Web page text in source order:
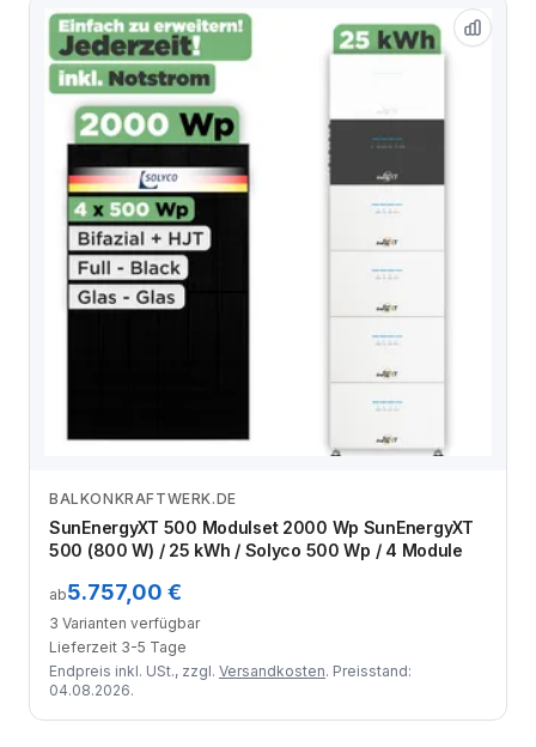
Zum Angebot
BALKONKRAFTWERK.DE
SunEnergyXT 500 Modulset 2000 Wp SunEnergyXT
500 (800 W) / 25 kWh / Solyco 500 Wp / 4 Module
ab5.757,00 €
3 Varianten verfügbar
Lieferzeit 3-5 Tage
Endpreis inkl. USt., zzgl. Versandkosten. Preisstand:
04.08.2026.